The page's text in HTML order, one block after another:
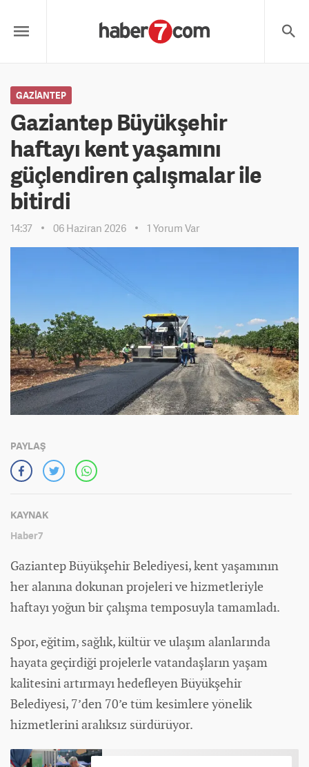
GAZIANTEP
Gaziantep Büyükşehir
haftayı kent yaşamını
güçlendiren çalışmalar ile
bitirdi
14:37 06 Haziran 2026 1 Yorum Var
PAYLAŞ
KAYNAK
Haber7
Gaziantep Büyükşehir Belediyesi, kent yaşamının
her alanına dokunan projeleri ve hizmetleriyle
haftayı yoğun bir çalışma temposuyla tamamladı.
Spor, eğitim, sağlık, kültür ve ulaşım alanlarında
hayata geçirdiği projelerle vatandaşların yaşam
kalitesini artırmayı hedefleyen Büyükşehir
Belediyesi, 7’den 70’e tüm kesimlere yönelik
hizmetlerini aralıksız sürdürüyor.